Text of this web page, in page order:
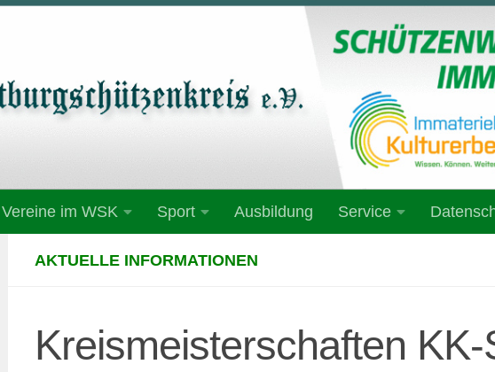
Vereine im WSK Sport Ausbildung Service
AKTUELLE INFORMATIONEN
Kreismeisterschaften